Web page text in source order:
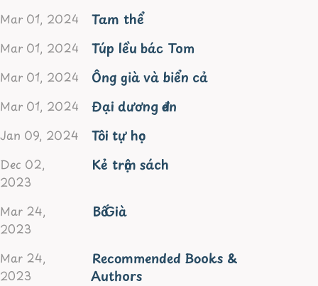
Mar 01, 2024 Tam thể
Mar 01, 2024 Túp lều bác Tom
Mar 01, 2024 Ông già và biển cả
Mar 01, 2024 Đại dương đen
Jan 09, 2024 Tôi tự học
Dec 02,
2023
Kẻ trộm sách
Mar 24,
2023
Bố Già
Mar 24,
2023
Recommended Books &
Authors